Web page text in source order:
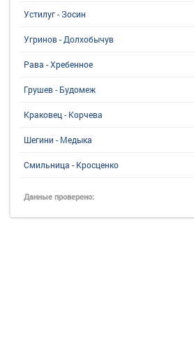
Устилуг - Зосин
Угринов - Долхобычув
Рава - Хребенное
Грушев - Будомеж
Краковец - Корчева
Шегини - Медыка
Смильница - Кросценко
Данные проверено: